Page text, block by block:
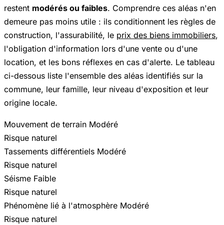
restent modérés ou faibles. Comprendre ces aléas n'en
demeure pas moins utile : ils conditionnent les règles de
construction, l'assurabilité, le prix des biens immobiliers,
l'obligation d'information lors d'une vente ou d'une
location, et les bons réflexes en cas d'alerte. Le tableau
ci-dessous liste l'ensemble des aléas identifiés sur la
commune, leur famille, leur niveau d'exposition et leur
origine locale.
Mouvement de terrain Modéré
Risque naturel
Tassements différentiels Modéré
Risque naturel
Séisme Faible
Risque naturel
Phénomène lié à l'atmosphère Modéré
Risque naturel